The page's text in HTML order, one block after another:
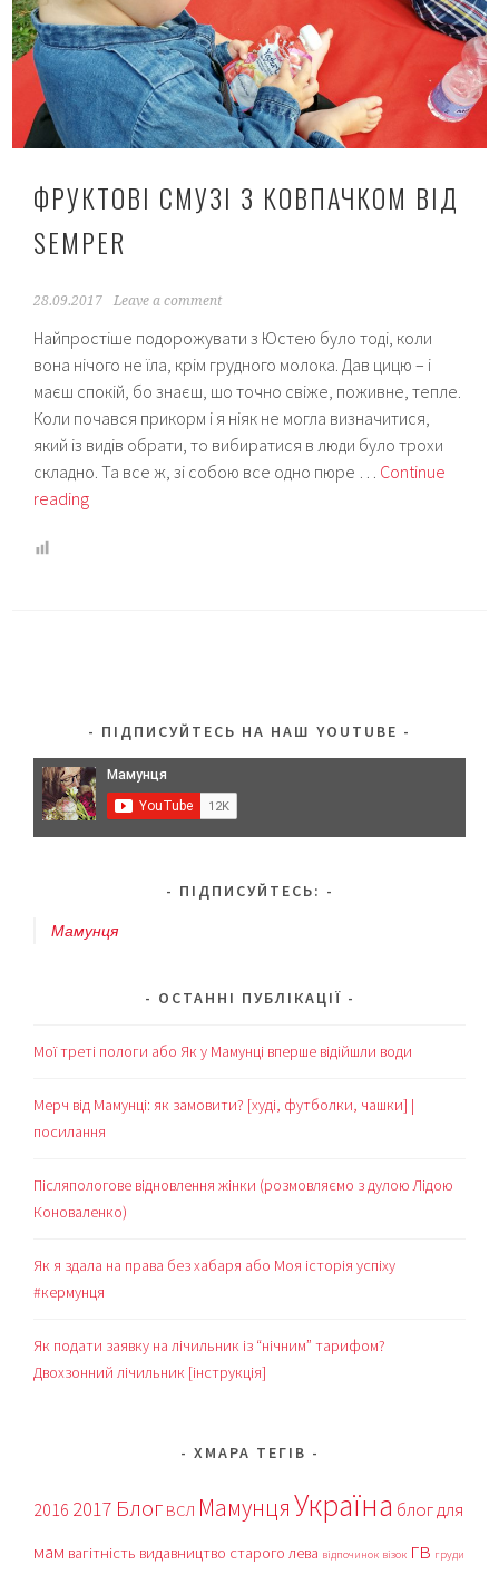
нові
смаки
ФРУКТОВІ СМУЗІ З КОВПАЧКОМ ВІД
SEMPER
28.09.2017 Leave a comment
Найпростіше подорожувати з Юстею було тоді, коли
вона нічого не їла, крім грудного молока. Дав цицю – і
маєш спокій, бо знаєш, шо точно свіже, поживне, тепле.
Коли почався прикорм і я ніяк не могла визначитися,
який із видів обрати, то вибиратися в люди було трохи
складно. Та все ж, зі собою все одно пюре … Continue
readingФруктові
ПІДПИСУЙТЕСЬ НА НАШ YOUTUBE
ПІДПИСУЙТЕСЬ:
Мамунця
ОСТАННІ ПУБЛІКАЦІЇ
Мої треті пологи або Як у Мамунці вперше відійшли води
Мерч від Мамунці: як замовити? [худі, футболки, чашки] |
посилання
Післяпологове відновлення жінки (розмовляємо з дулою Лідою
Коноваленко)
Як я здала на права без хабаря або Моя історія успіху
#кермунця
Як подати заявку на лічильник із “нічним” тарифом?
Двохзонний лічильник [інструкція]
ХМАРА ТЕГІВ
2016 2017 Блог ВСЛ МамунцяУкраїна блог для
мам вагітність видавництво старого лева відпочинок візок гв груди